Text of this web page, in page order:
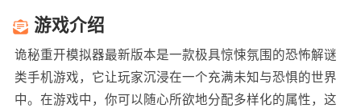
游戏介绍
诡秘重开模拟器最新版本是一款极具惊悚氛围的恐怖解谜
类手机游戏，它让玩家沉浸在一个充满未知与恐惧的世界
中。在游戏中，你可以随心所欲地分配多样化的属性，这